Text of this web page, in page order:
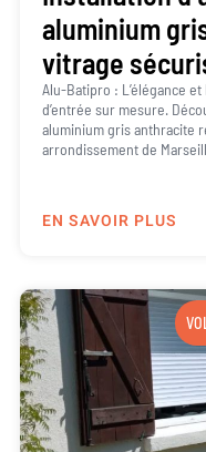
aluminium
vitrage
Alu-Batipro : L’élégance
d’entrée sur mesure.
aluminium gris anthracite
arrondissement de
EN SAVOIR PLUS